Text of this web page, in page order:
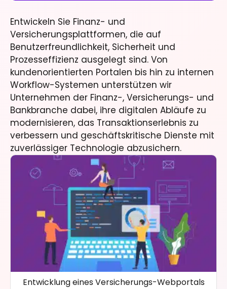
Entwickeln Sie Finanz- und
Versicherungsplattformen, die auf
Benutzerfreundlichkeit, Sicherheit und
Prozesseffizienz ausgelegt sind. Von
kundenorientierten Portalen bis hin zu internen
Workflow-Systemen unterstützen wir
Unternehmen der Finanz-, Versicherungs- und
Bankbranche dabei, ihre digitalen Abläufe zu
modernisieren, das Transaktionserlebnis zu
verbessern und geschäftskritische Dienste mit
zuverlässiger Technologie abzusichern.
Entwicklung eines Versicherungs-Webportals